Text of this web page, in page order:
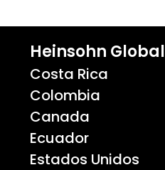
Heinsohn Global
Costa Rica
Colombia
Canada
Ecuador
Estados Unidos